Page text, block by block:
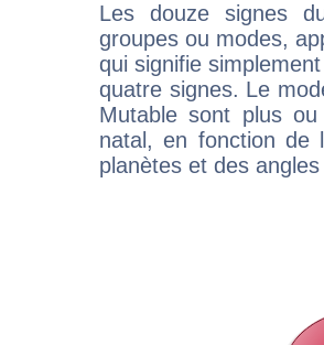
Les douze signes
groupes ou modes,
qui signifie
quatre signes. Le
Mutable sont plus
natal, en fonction de
planètes et des